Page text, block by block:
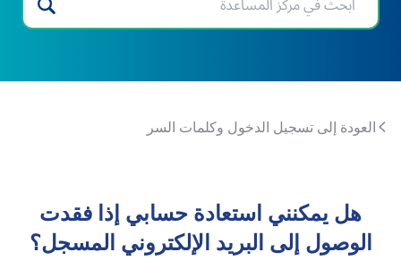
العودة إلى تسجيل الدخول وكلمات السر
هل يمكنني استعادة حسابي إذا فقدت
الوصول إلى البريد الإلكتروني المسجل؟